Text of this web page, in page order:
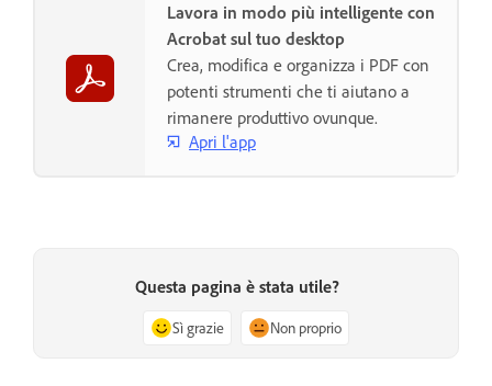
Lavora in modo più intelligente con
Acrobat sul tuo desktop
Crea, modifica e organizza i PDF con
potenti strumenti che ti aiutano a
rimanere produttivo ovunque.
Apri l'app
Questa pagina è stata utile?
Sì grazie Non proprio